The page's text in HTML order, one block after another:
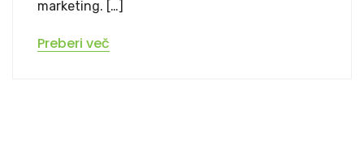
marketing. […]
Preberi več